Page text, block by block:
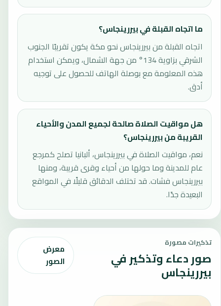
ما اتجاه القبلة في بيررينجاس؟
اتجاه القبلة من بيررينجاس نحو مكة يكون تقريبًا الجنوب
الشرقي بزاوية 134° من جهة الشمال، ويمكن استخدام
هذه المعلومة مع بوصلة الهاتف للحصول على توجيه
أدق.
هل مواقيت الصلاة صالحة لجميع المدن والأحياء
القريبة من بيررينجاس؟
نعم، مواقيت الصلاة في بيررينجاس، ألبانيا تصلح كمرجع
عام للمدينة وما حولها من أحياء وقرى قريبة، ومنها
بيررينجاس فشات. قد تختلف الدقائق قليلًا في المواقع
البعيدة جدًا.
تذكيرات مصورة
صور دعاء وتذكير في
بيررينجاس
معرض
الصور